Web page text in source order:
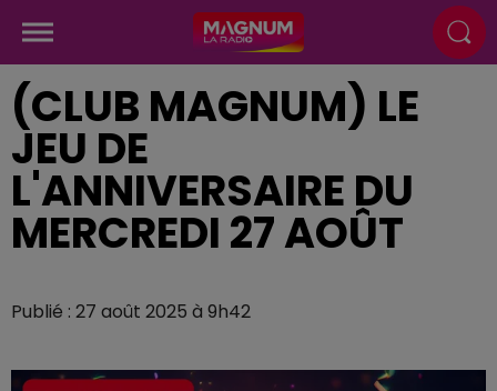
(CLUB MAGNUM) LE
JEU DE
L'ANNIVERSAIRE DU
MERCREDI 27 AOÛT
Publié : 27 août 2025 à 9h42